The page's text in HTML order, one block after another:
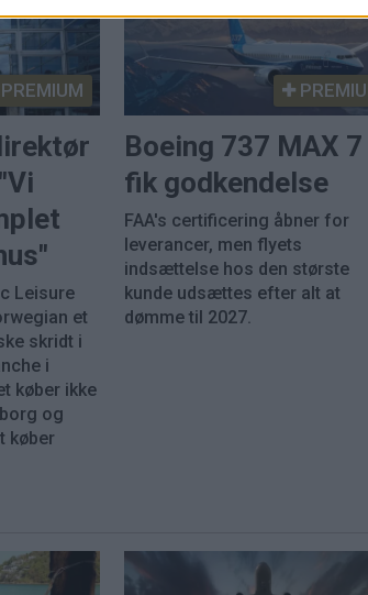
PREMIUM
Leisure
et
skridt i
i
køber ikke
og
køber
Boeing 737 MAX 7
fik godkendelse
FAA's certificering åbner for
leverancer, men flyets
indsættelse hos den største
kunde udsættes efter alt at
dømme til 2027.